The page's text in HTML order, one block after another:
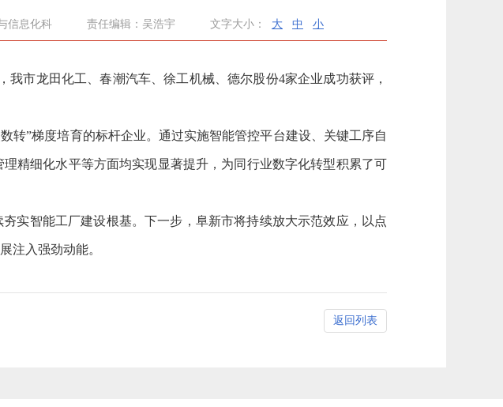
信息化科 责任编辑：吴浩宇 文字大小： 大 中 小
市龙田化工、春潮汽车、徐工机械、德尔股份4家企业成功获评，
转”梯度培育的标杆企业。通过实施智能管控平台建设、关键工序自
精细化水平等方面均实现显著提升，为同行业数字化转型积累了可
实智能工厂建设根基。下一步，阜新市将持续放大示范效应，以点
注入强劲动能。
返回列表